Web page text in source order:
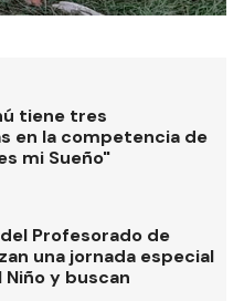
tiene tres
en la competencia de
mi Sueño"
Profesorado de
una jornada especial
Niño y buscan